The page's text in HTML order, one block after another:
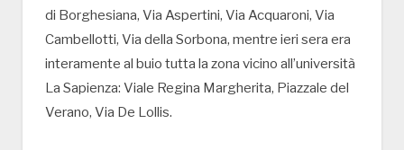
di Borghesiana, Via Aspertini, Via Acquaroni, Via
Cambellotti, Via della Sorbona, mentre ieri sera era
interamente al buio tutta la zona vicino all’università
La Sapienza: Viale Regina Margherita, Piazzale del
Verano, Via De Lollis.